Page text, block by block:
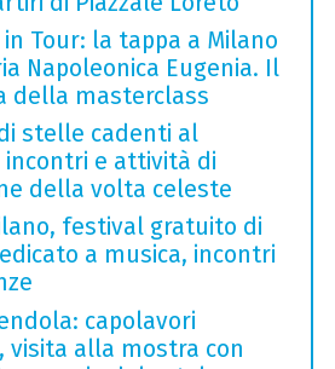
in Tour: la tappa a Milano
Napoleonica Eugenia. Il
della masterclass
stelle cadenti al
incontri e attività di
della volta celeste
festival gratuito di
a musica, incontri
capolavori
alla mostra con